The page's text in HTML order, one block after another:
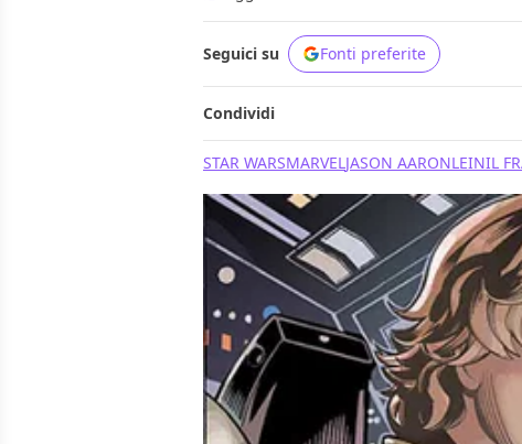
Seguici su Fonti preferite
Condividi
STAR WARSMARVELJASON AARONLEINIL